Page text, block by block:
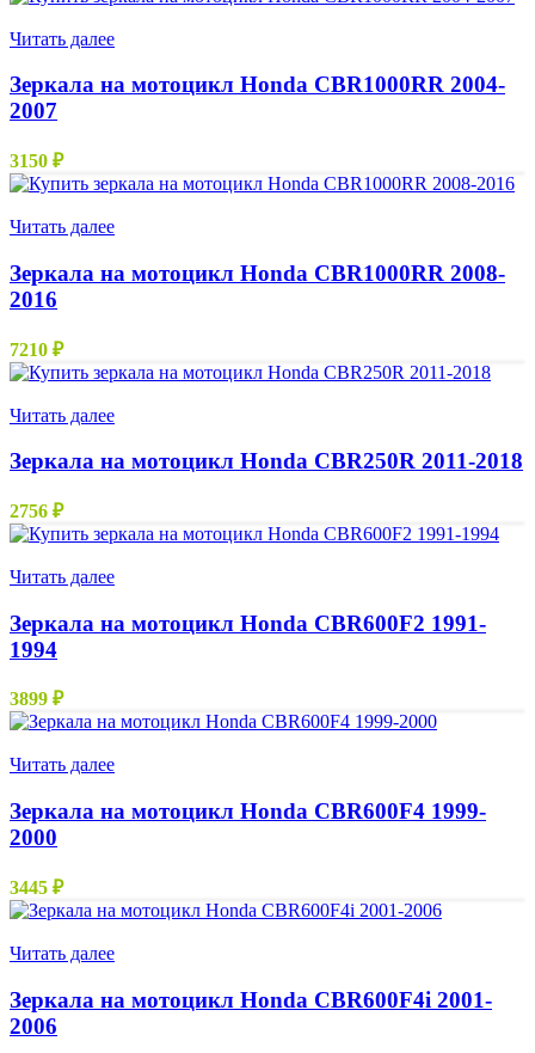
Читать далее
Зеркала на мотоцикл Honda CBR1000RR 2004-
2007
3150 ₽
Читать далее
Зеркала на мотоцикл Honda CBR1000RR 2008-
2016
7210 ₽
Читать далее
Зеркала на мотоцикл Honda CBR250R 2011-2018
2756 ₽
Читать далее
Зеркала на мотоцикл Honda CBR600F2 1991-
1994
3899 ₽
Читать далее
Зеркала на мотоцикл Honda CBR600F4 1999-
2000
3445 ₽
Читать далее
Зеркала на мотоцикл Honda CBR600F4i 2001-
2006